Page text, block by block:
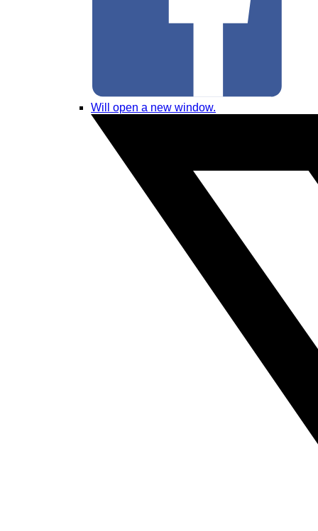
Will open a new window.